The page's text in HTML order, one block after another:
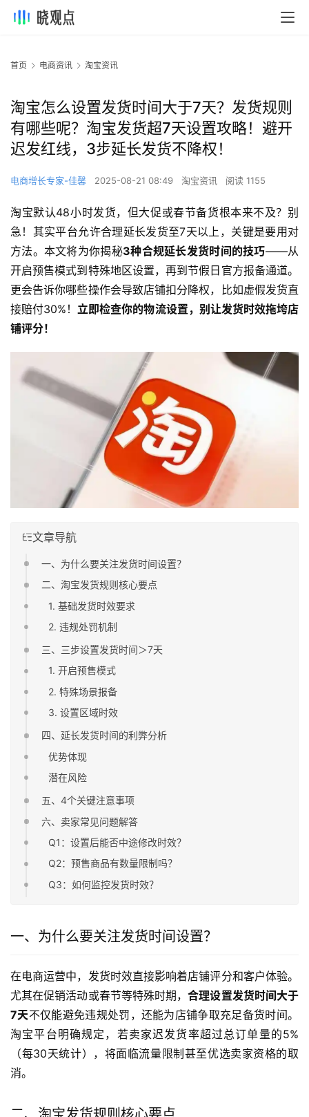
首页 电商资讯 淘宝资讯
淘宝怎么设置发货时间大于7天？发货规则
有哪些呢？淘宝发货超7天设置攻略！避开
迟发红线，3步延长发货不降权！
电商增长专家-佳馨 2025-08-21 08:49 淘宝资讯 阅读 1155
淘宝默认48小时发货，但大促或春节备货根本来不及？别
急！其实平台允许合理延长发货至7天以上，关键是要用对
方法。本文将为你揭秘3种合规延长发货时间的技巧——从
开启预售模式到特殊地区设置，再到节假日官方报备通道。
更会告诉你哪些操作会导致店铺扣分降权，比如虚假发货直
接赔付30%！立即检查你的物流设置，别让发货时效拖垮店
铺评分！
文章导航
一、为什么要关注发货时间设置？
二、淘宝发货规则核心要点
1. 基础发货时效要求
2. 违规处罚机制
三、三步设置发货时间＞7天
1. 开启预售模式
2. 特殊场景报备
3. 设置区域时效
四、延长发货时间的利弊分析
优势体现
潜在风险
五、4个关键注意事项
六、卖家常见问题解答
Q1：设置后能否中途修改时效？
Q2：预售商品有数量限制吗？
Q3：如何监控发货时效？
一、为什么要关注发货时间设置？
在电商运营中，发货时效直接影响着店铺评分和客户体验。
尤其在促销活动或春节等特殊时期，合理设置发货时间大于
7天不仅能避免违规处罚，还能为店铺争取充足备货时间。
淘宝平台明确规定，若卖家迟发货率超过总订单量的5%
（每30天统计），将面临流量限制甚至优选卖家资格的取
消。